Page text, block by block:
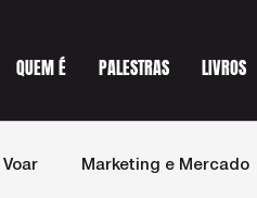
QUEM É PALESTRAS LIVROS
Voar Marketing e Mercado